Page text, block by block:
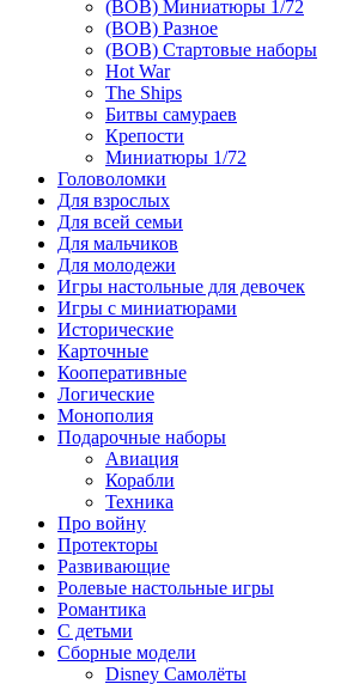
(ВОВ) Миниатюры 1/72
(ВОВ) Разное
(ВОВ) Стартовые наборы
Hot War
The Ships
Битвы самураев
Крепости
Миниатюры 1/72
Головоломки
Для взрослых
Для всей семьи
Для мальчиков
Для молодежи
Игры настольные для девочек
Игры с миниатюрами
Исторические
Карточные
Кооперативные
Логические
Монополия
Подарочные наборы
Авиация
Корабли
Техника
Про войну
Протекторы
Развивающие
Ролевые настольные игры
Романтика
С детьми
Сборные модели
Disney Самолёты